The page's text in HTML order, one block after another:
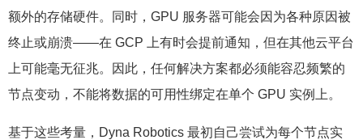
额外的存储硬件。同时，GPU 服务器可能会因为各种原因被
终止或崩溃——在 GCP 上有时会提前通知，但在其他云平台
上可能毫无征兆。因此，任何解决方案都必须能容忍频繁的
节点变动，不能将数据的可用性绑定在单个 GPU 实例上。
基于这些考量，Dyna Robotics 最初自己尝试为每个节点实